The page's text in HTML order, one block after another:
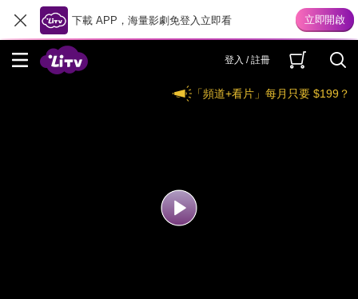
下載 APP，海量影劇免登入立即看
登入 / 註冊
「頻道+看片」每月只要 $199？